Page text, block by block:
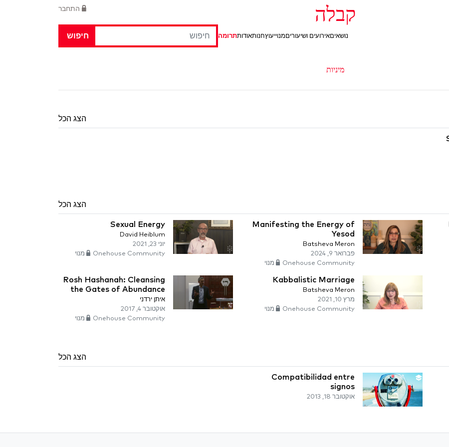
התחבר קבלה
חיפוש נושאיםאירועים ושיעוריםמנוייעוץחנותאודותתרומה
מיניות
הצג הכל
הצג הכל
Manifesting the Energy of
Yesod
Batsheva Meron
פברואר 9, 2024
Onehouse Community מנוי
Sexual Energy
David Heiblum
יוני 23, 2021
Onehouse Community מנוי
Kabbalistic Marriage
Batsheva Meron
מרץ 10, 2021
Onehouse Community מנוי
Rosh Hashanah: Cleansing
the Gates of Abundance
איתן ירדני
אוקטובר 4, 2017
Onehouse Community מנוי
הצג הכל
Compatibilidad entre
signos
אוקטובר 18, 2013